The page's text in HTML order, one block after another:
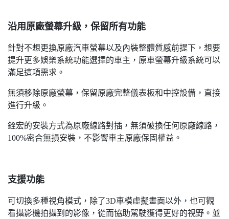
沿用原廠螢幕升級，保留所有功能
針對不想更換原廠汽車螢幕以及內裝整體質感前提下，想要
提升更多娛樂系統功能選擇的車主，原車螢幕升級系統可以
滿足這項需求。
無須移除原廠螢幕，保留原廠完整儀表板和中控設備，直接
進行升級。
銓宏的安裝方式為原廠線路對插，無須破換任何原廠線路，
100%密合無損安裝，不影響車主原廠保固權益。
支援功能
可切換多種視角模式，除了3D車模虛擬畫面以外，也可觀
看攝影機拍攝到的影像，從而協助駕駛獲得更好的視野。並